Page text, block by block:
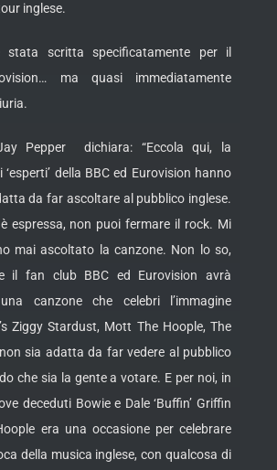
inglese.
stata scritta specificatamente per il
ma quasi immediatamente
Pepper dichiara: “Eccola qui, la
della BBC ed Eurovision hanno
da far ascoltare al pubblico inglese.
espressa, non puoi fermare il rock. Mi
mai ascoltato la canzone. Non lo so,
il fan club BBC ed Eurovision avrà
canzone che celebri l’immagine
Ziggy Stardust, Mott The Hoople, The
sia adatta da far vedere al pubblico
che sia la gente a votare. E per noi, in
deceduti Bowie e Dale ‘Buffin’ Griffin
era una occasione per celebrare
della musica inglese, con qualcosa di